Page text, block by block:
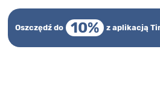
Oszczędź do 10% z aplikacją